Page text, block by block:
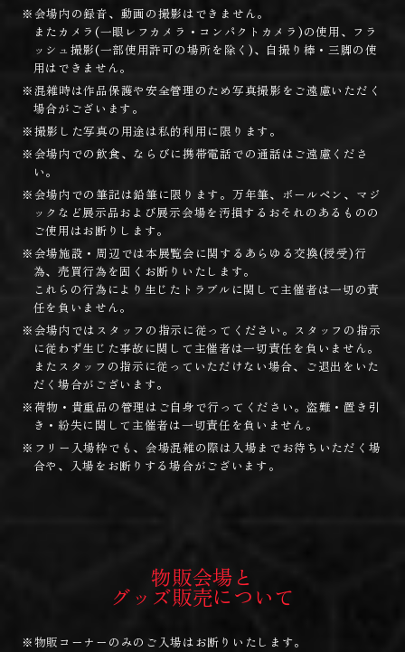
※会場内の録音、動画の撮影はできません。
またカメラ(一眼レフカメラ・コンパクトカメラ)の使用、フラ
ッシュ撮影(一部使用許可の場所を除く)、自撮り棒・三脚の使
用はできません。
※混雑時は作品保護や安全管理のため写真撮影をご遠慮いただく
場合がございます。
※撮影した写真の用途は私的利用に限ります。
※会場内での飲食、ならびに携帯電話での通話はご遠慮くださ
い。
※会場内での筆記は鉛筆に限ります。万年筆、ボールペン、マジ
ックなど展示品および展示会場を汚損するおそれのあるものの
ご使用はお断りします。
※会場施設・周辺では本展覧会に関するあらゆる交換(授受)行
為、売買行為を固くお断りいたします。
これらの行為により生じたトラブルに関して主催者は一切の責
任を負いません。
※会場内ではスタッフの指示に従ってください。スタッフの指示
に従わず生じた事故に関して主催者は一切責任を負いません。
またスタッフの指示に従っていただけない場合、ご退出をいた
だく場合がございます。
※荷物・貴重品の管理はご自身で行ってください。盗難・置き引
き・紛失に関して主催者は一切責任を負いません。
※フリー入場枠でも、会場混雑の際は入場までお待ちいただく場
合や、入場をお断りする場合がございます。
物販会場と
グッズ販売について
※物販コーナーのみのご入場はお断りいたします。